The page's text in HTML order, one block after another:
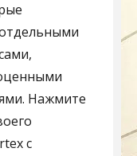
Нажмите
с